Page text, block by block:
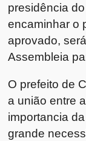
presidência
encaminhar o
aprovado,
Assembleia
O prefeito de
a união entre
importancia
grande